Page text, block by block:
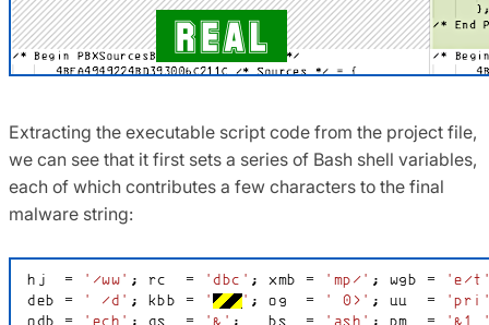
Extracting the executable script code from the project file,
we can see that it first sets a series of Bash shell variables,
each of which contributes a few characters to the final
malware string: